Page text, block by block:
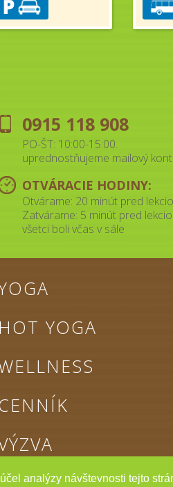
0915 118 908
PO-ŠT: 10:00-15:00.
uprednostňujeme mailový
OTVÁRACIE HODINY:
Otvárame: 20 minút pred
Zatvárame: 5 minút pred
všetci boli včas v sále
HOT YOGA
analýzy návštevnosti tejto